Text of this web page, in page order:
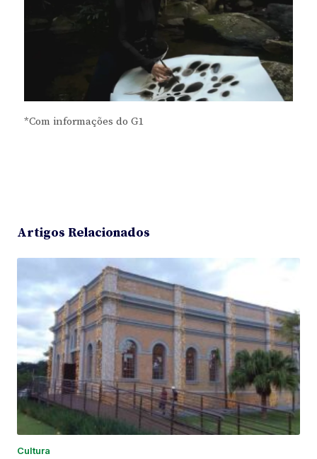
*Com informações do G1
Artigos Relacionados
Cultura